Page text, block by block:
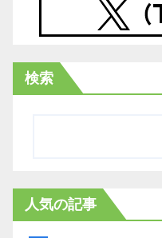
検索
人気の記事